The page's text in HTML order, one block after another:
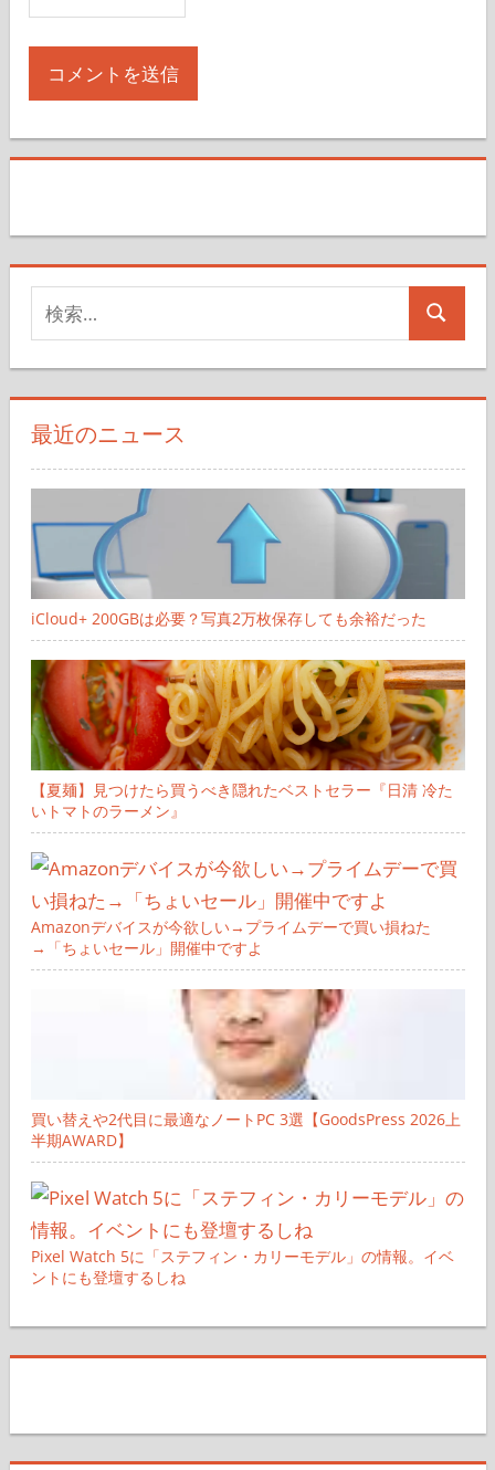
索
対
象:
検
最近のニュース
iCloud+ 200GBは必要？写真2万枚保存しても余裕だった
【夏麺】見つけたら買うべき隠れたベストセラー『日清 冷た
いトマトのラーメン』
Amazonデバイスが今欲しい→プライムデーで買い損ねた
→「ちょいセール」開催中ですよ
買い替えや2代目に最適なノートPC 3選【GoodsPress 2026上
半期AWARD】
Pixel Watch 5に「ステフィン・カリーモデル」の情報。イベ
ントにも登壇するしね